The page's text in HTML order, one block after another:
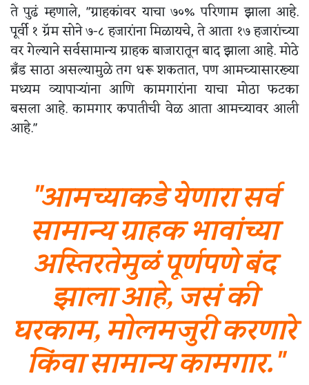
ते पुढं म्हणाले, "ग्राहकांवर याचा ७०% परिणाम झाला आहे.
पूर्वी १ ग्रॅम सोने ७-८ हजारांना मिळायचे, ते आता १७ हजारांच्या
वर गेल्याने सर्वसामान्य ग्राहक बाजारातून बाद झाला आहे. मोठे
ब्रँड साठा असल्यामुळे तग धरू शकतात, पण आमच्यासारख्या
मध्यम व्यापाऱ्यांना आणि कामगारांना याचा मोठा फटका
बसला आहे. कामगार कपातीची वेळ आता आमच्यावर आली
आहे."
"आमच्याकडे येणारा सर्व
सामान्य ग्राहक भावांच्या
अस्तिरतेमुळं पूर्णपणे बंद
झाला आहे, जसं की
घरकाम, मोलमजुरी करणारे
किंवा सामान्य कामगार."